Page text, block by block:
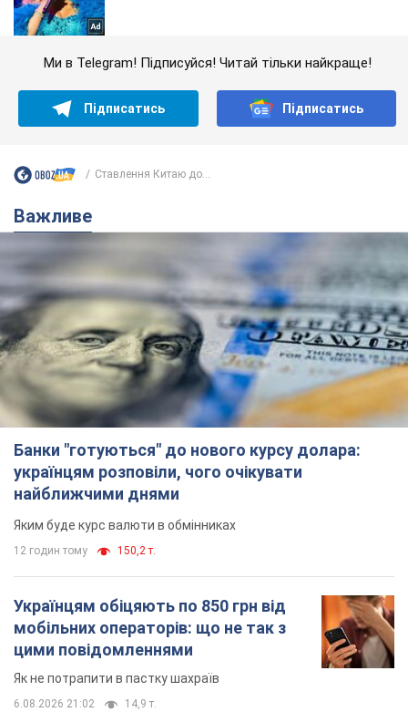
Ми в Telegram! Підписуйся! Читай тільки найкраще!
Підписатись Підписатись
Ставлення Китаю до...
Важливе
Банки "готуються" до нового курсу долара:
українцям розповіли, чого очікувати
найближчими днями
Яким буде курс валюти в обмінниках
12 годин тому 150,2 т.
Українцям обіцяють по 850 грн від
мобільних операторів: що не так з
цими повідомленнями
Як не потрапити в пастку шахраїв
6.08.2026 21:02 14,9 т.